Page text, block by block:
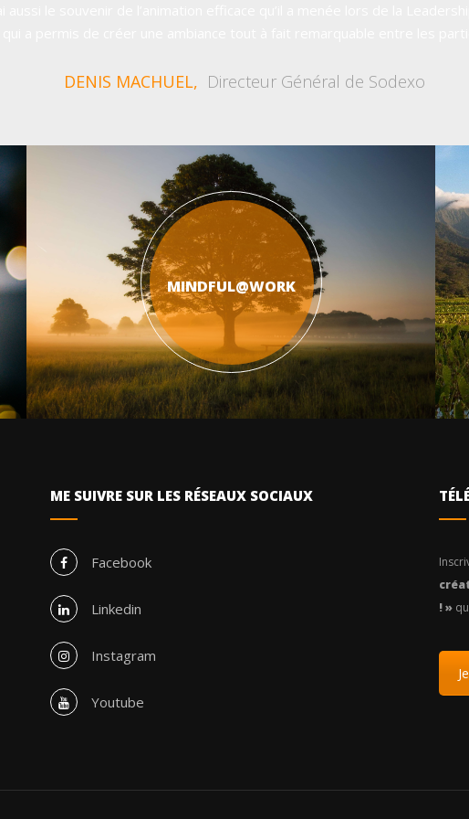
Directrice Marketing et Communication de la MAIF,
DENIS MACHUEL, Directeur Général de Sodexo
MINDFUL@WORK
ME SUIVRE SUR LES RÉSEAUX SOCIAUX
Facebook
Linkedin
Instagram
Youtube
! »